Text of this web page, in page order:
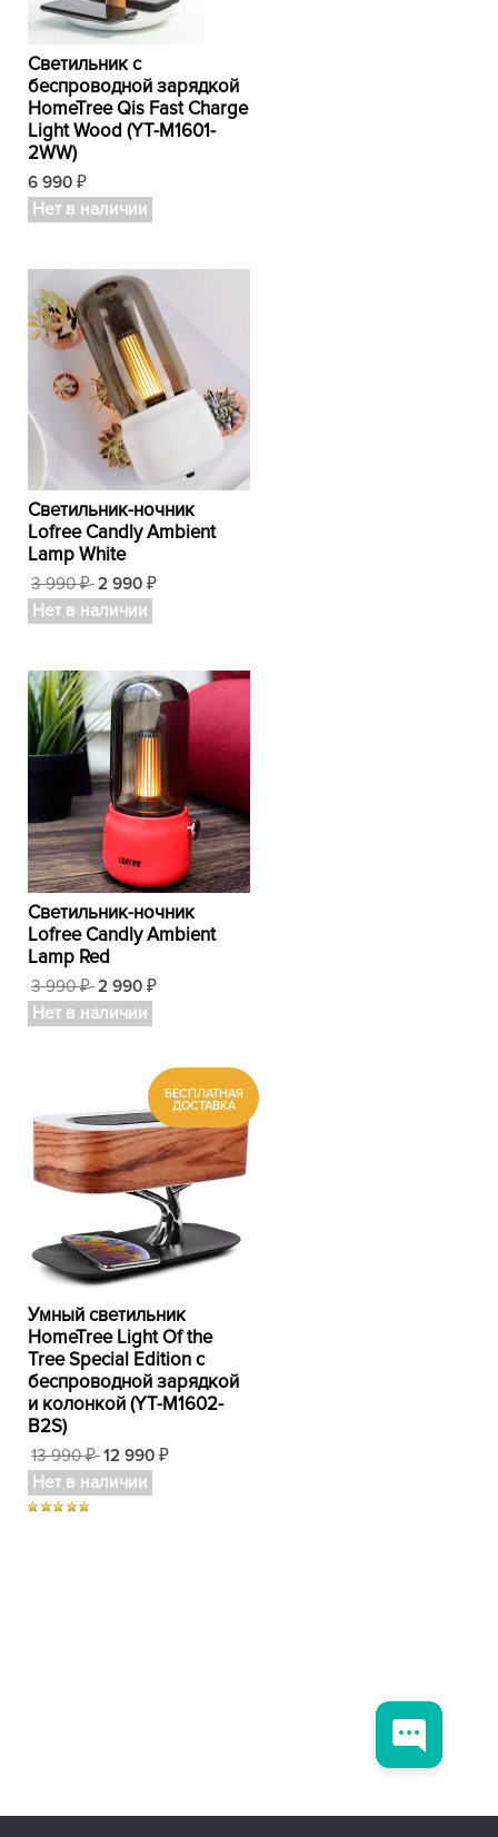
Светильник с
беспроводной зарядкой
HomeTree Qis Fast Charge
Light Wood (YT-M1601-
2WW)
6 990 ₽
Нет в наличии
Светильник-ночник
Lofree Candly Ambient
Lamp White
3 990₽ 2 990 ₽
Нет в наличии
Светильник-ночник
Lofree Candly Ambient
Lamp Red
3 990₽ 2 990 ₽
Нет в наличии
Умный светильник
HomeTree Light Of the
Tree Special Edition с
беспроводной зарядкой
и колонкой (YT-M1602-
B2S)
13 990₽ 12 990 ₽
Нет в наличии